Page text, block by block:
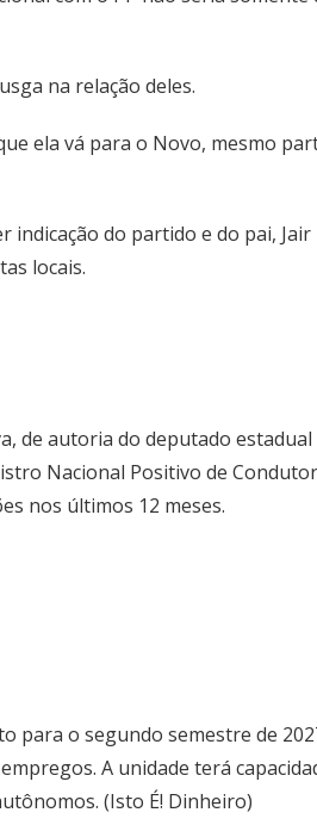
na relação deles.
ela vá para o Novo, mesmo
indicação do partido e do pai,
locais.
de autoria do deputado
Nacional Positivo de
nos últimos 12 meses.
para o segundo semestre de
A unidade terá
(Isto É! Dinheiro)